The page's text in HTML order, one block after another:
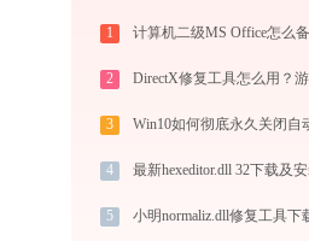
1
2
3
4 最新hexeditor.dll 32下载及
5